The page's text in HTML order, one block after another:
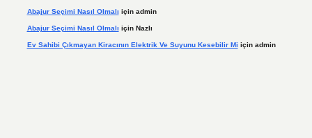
Abajur Seçimi Nasıl Olmalı için admin
Abajur Seçimi Nasıl Olmalı için Nazlı
Ev Sahibi Çıkmayan Kiracının Elektrik Ve Suyunu Kesebilir Mi için admin